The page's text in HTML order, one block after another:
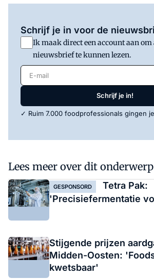
Schrijf je in voor de
Ik maak direct een account aan
nieuwsbrief te kunnen lezen.
E-mail
Schrijf je in!
✓ Ruim 7.000 foodprofessionals gingen
Lees meer over dit onderwerp
GESPONSORD
Tetra Pak:
'Precisiefermentatie
Stijgende prijzen
Midden-Oosten:
kwetsbaar'